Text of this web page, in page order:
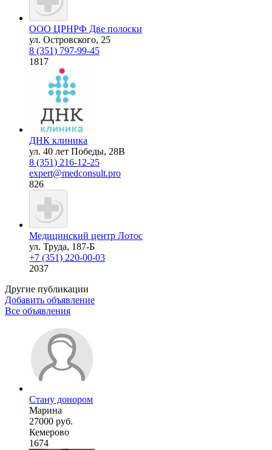
ООО ЦРНРФ Две полоски
ул. Островского, 25
8 (351) 797-99-45
1817
ДНК клиника
ул. 40 лет Победы, 28В
8 (351) 216-12-25
expert@medconsult.pro
826
Медицинский центр Лотос
ул. Труда, 187-Б
+7 (351) 220-00-03
2037
Другие публикации
Добавить объявление
Все объявления
Стану донором
Марина
27000 руб.
Кемерово
1674